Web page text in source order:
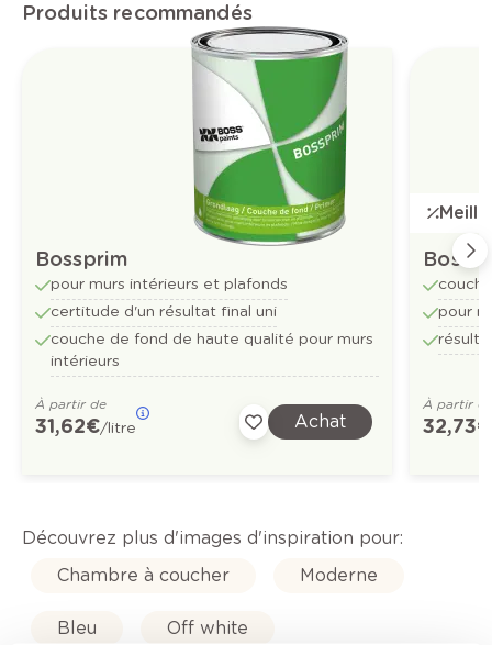
Produits recommandés
Bossprim
pour murs intérieurs et plafonds
certitude d'un résultat final uni
couche de fond de haute qualité pour murs
intérieurs
À partir de
31,62 €/litre Achat
pour
À partir
32,73 €
Découvrez plus d'images d'inspiration pour:
Chambre à coucher
Moderne
Bleu Off white